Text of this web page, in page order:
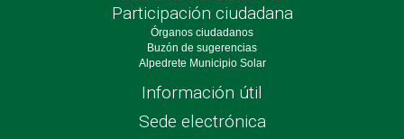
Participación ciudadana
Órganos ciudadanos
Buzón de sugerencias
Alpedrete Municipio Solar
Información útil
Sede electrónica